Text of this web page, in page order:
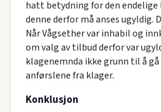
hatt betydning for den
denne derfor må anses ugyldig.
Når Vågsether var inhabil og
om valg av tilbud derfor var
klagenemnda ikke grunn til å gå
anførslene fra klager.
Konklusjon